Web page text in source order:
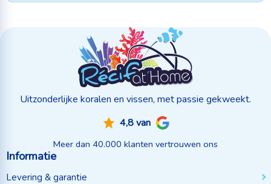
Uitzonderlijke koralen en vissen, met passie gekweekt.
4,8 van
Meer dan 40.000 klanten vertrouwen ons
Informatie
Levering & garantie